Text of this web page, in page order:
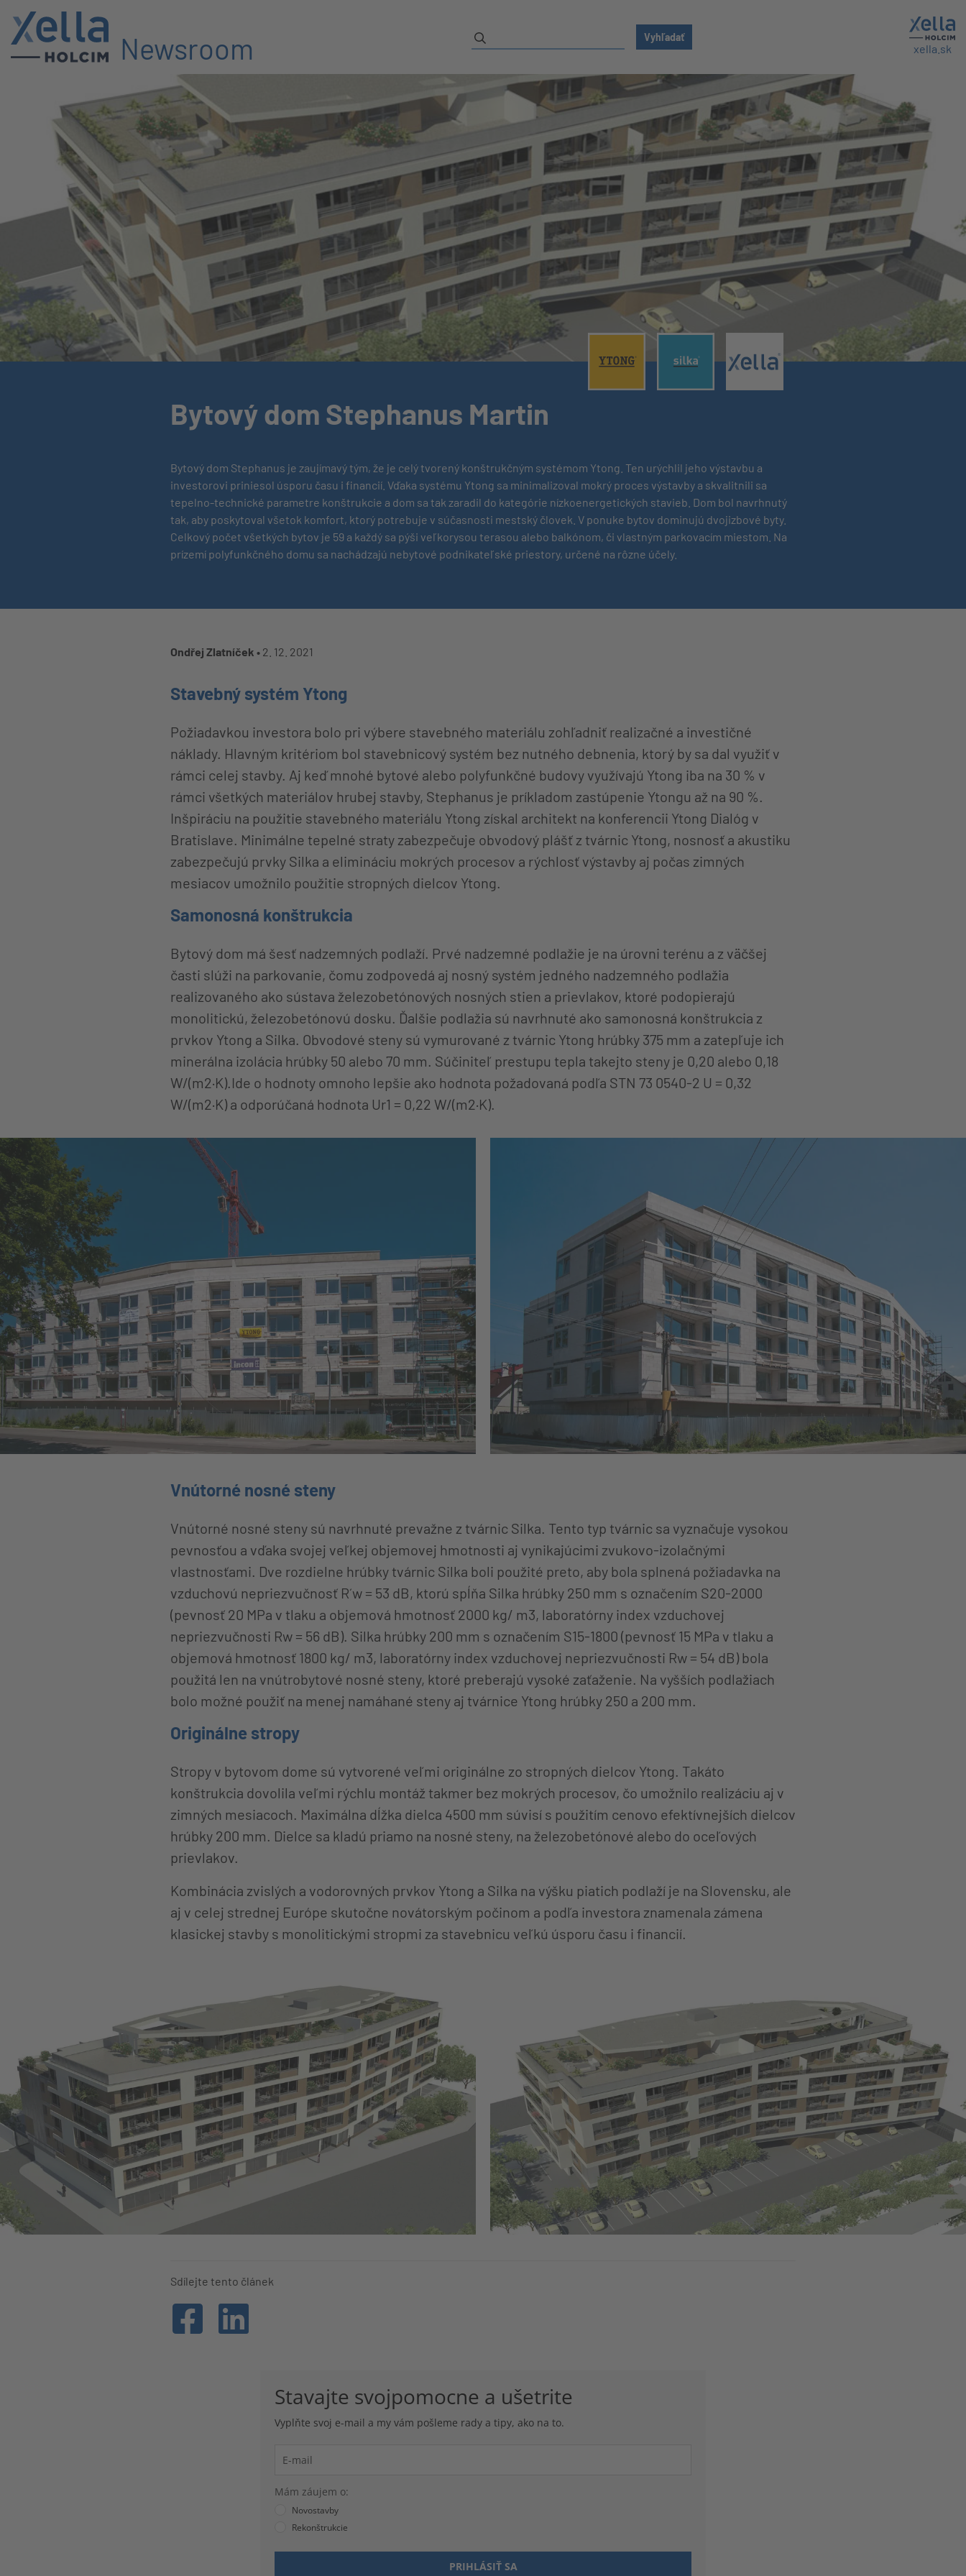
Newsroom xella.sk
Bytový dom Stephanus Martin
Bytový dom Stephanus je zaujímavý tým, že je celý tvorený konštrukčným systémom Ytong. Ten urýchlil jeho výstavbu a
investorovi priniesol úsporu času i financií. Vďaka systému Ytong sa minimalizoval mokrý proces výstavby a skvalitnili sa
tepelno-technické parametre konštrukcie a dom sa tak zaradil do kategórie nízkoenergetických stavieb. Dom bol navrhnutý
tak, aby poskytoval všetok komfort, ktorý potrebuje v súčasnosti mestský človek. V ponuke bytov dominujú dvojizbové byty.
Celkový počet všetkých bytov je 59 a každý sa pýši veľkorysou terasou alebo balkónom, či vlastným parkovacím miestom. Na
prízemí polyfunkčného domu sa nachádzajú nebytové podnikateľské priestory, určené na rôzne účely.
® ®
Ondřej Zlatníček • 2. 12. 2021
Stavebný systém Ytong
Požiadavkou investora bolo pri výbere stavebného materiálu zohľadniť realizačné a investičné
náklady. Hlavným kritériom bol stavebnicový systém bez nutného debnenia, ktorý by sa dal využiť v
rámci celej stavby. Aj keď mnohé bytové alebo polyfunkčné budovy využívajú Ytong iba na 30 % v
rámci všetkých materiálov hrubej stavby, Stephanus je príkladom zastúpenie Ytongu až na 90 %.
Inšpiráciu na použitie stavebného materiálu Ytong získal architekt na konferencii Ytong Dialóg v
Bratislave. Minimálne tepelné straty zabezpečuje obvodový plášť z tvárnic Ytong, nosnosť a akustiku
zabezpečujú prvky Silka a elimináciu mokrých procesov a rýchlosť výstavby aj počas zimných
mesiacov umožnilo použitie stropných dielcov Ytong.
Samonosná konštrukcia
Bytový dom má šesť nadzemných podlaží. Prvé nadzemné podlažie je na úrovni terénu a z väčšej
časti slúži na parkovanie, čomu zodpovedá aj nosný systém jedného nadzemného podlažia
realizovaného ako sústava železobetónových nosných stien a prievlakov, ktoré podopierajú
monolitickú, železobetónovú dosku. Ďalšie podlažia sú navrhnuté ako samonosná konštrukcia z
prvkov Ytong a Silka. Obvodové steny sú vymurované z tvárnic Ytong hrúbky 375 mm a zatepľuje ich
minerálna izolácia hrúbky 50 alebo 70 mm. Súčiniteľ prestupu tepla takejto steny je 0,20 alebo 0,18
W/(m2·K).Ide o hodnoty omnoho lepšie ako hodnota požadovaná podľa STN 73 0540-2 U = 0,32
W/(m2·K) a odporúčaná hodnota Ur1 = 0,22 W/(m2·K).
Vnútorné nosné steny
Vnútorné nosné steny sú navrhnuté prevažne z tvárnic Silka. Tento typ tvárnic sa vyznačuje vysokou
pevnosťou a vďaka svojej veľkej objemovej hmotnosti aj vynikajúcimi zvukovo-izolačnými
vlastnosťami. Dve rozdielne hrúbky tvárnic Silka boli použité preto, aby bola splnená požiadavka na
vzduchovú nepriezvučnosť R´w = 53 dB, ktorú spĺňa Silka hrúbky 250 mm s označením S20-2000
(pevnosť 20 MPa v tlaku a objemová hmotnosť 2000 kg/ m3, laboratórny index vzduchovej
nepriezvučnosti Rw = 56 dB). Silka hrúbky 200 mm s označením S15-1800 (pevnosť 15 MPa v tlaku a
objemová hmotnosť 1800 kg/ m3, laboratórny index vzduchovej nepriezvučnosti Rw = 54 dB) bola
použitá len na vnútrobytové nosné steny, ktoré preberajú vysoké zaťaženie. Na vyšších podlažiach
bolo možné použiť na menej namáhané steny aj tvárnice Ytong hrúbky 250 a 200 mm.
Originálne stropy
Stropy v bytovom dome sú vytvorené veľmi originálne zo stropných dielcov Ytong. Takáto
konštrukcia dovolila veľmi rýchlu montáž takmer bez mokrých procesov, čo umožnilo realizáciu aj v
zimných mesiacoch. Maximálna dĺžka dielca 4500 mm súvisí s použitím cenovo efektívnejších dielcov
hrúbky 200 mm. Dielce sa kladú priamo na nosné steny, na železobetónové alebo do oceľových
prievlakov.
Kombinácia zvislých a vodorovných prvkov Ytong a Silka na výšku piatich podlaží je na Slovensku, ale
aj v celej strednej Európe skutočne novátorským počinom a podľa investora znamenala zámena
klasickej stavby s monolitickými stropmi za stavebnicu veľkú úsporu času i financií.
Sdílejte tento článek
Stavajte svojpomocne a ušetrite
Vyplňte svoj e-mail a my vám pošleme rady a tipy, ako na to.
Mám záujem o:
Novostavby
Rekonštrukcie
PRIHLÁSIŤ SA